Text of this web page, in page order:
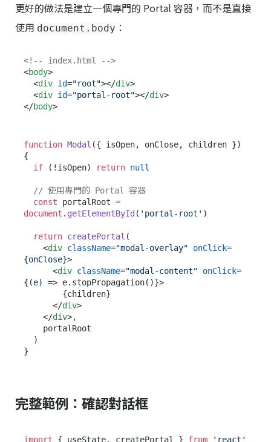
更好的做法是建立一個專門的 Portal 容器，而不是直接
使用 document.body ：
<!-- index.html -->
<body>
<div id="root"></div>
<div id="portal-root"></div>
</body>
function Modal ({ isOpen, onClose, children })
{
if (!isOpen) return null
// 使用專門的 Portal 容器
const
document . getElementById ( 'portal-root' )
return createPortal (
<div className="modal-overlay" onClick=
{onClose}>
<div className="modal-content" onClick=
{(e)
=> e.stopPropagation()}>
</div>
</div>,
完整範例：確認對話框
import { useState, createPortal } from 'react'